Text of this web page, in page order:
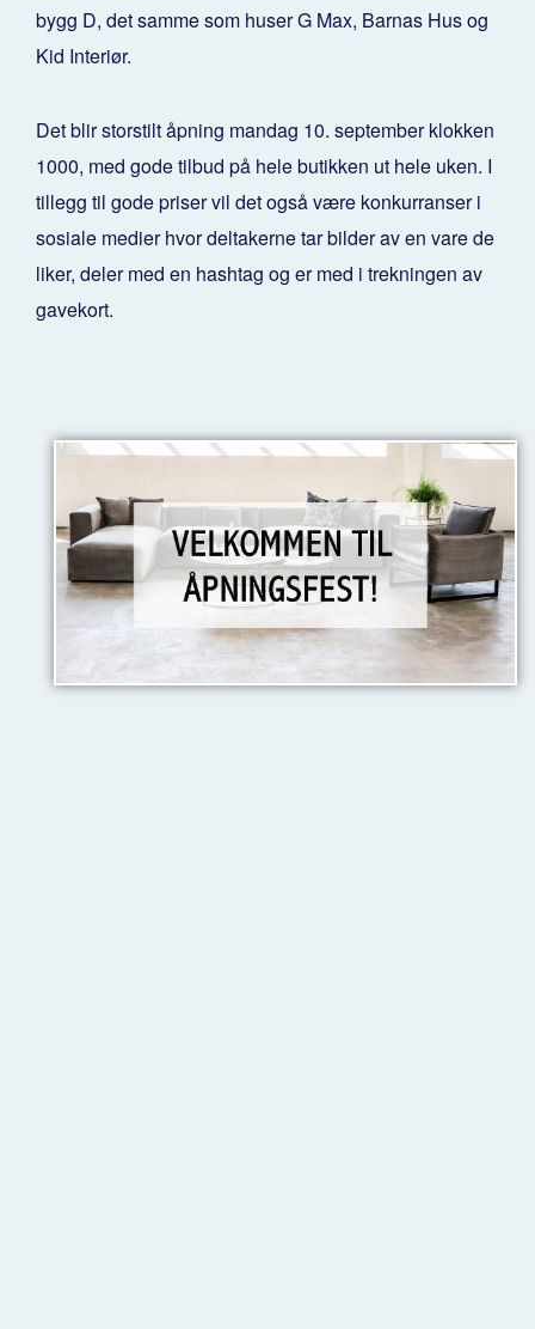
bygg D, det samme som huser G Max, Barnas Hus og
Kid Interiør.
Det blir storstilt åpning mandag 10. september klokken
1000, med gode tilbud på hele butikken ut hele uken. I
tillegg til gode priser vil det også være konkurranser i
sosiale medier hvor deltakerne tar bilder av en vare de
liker, deler med en hashtag og er med i trekningen av
gavekort.